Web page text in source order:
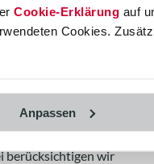
Cookie-Erklärung auf
Cookies.
Anpassen
Strategien mit
berücksichtigen wir